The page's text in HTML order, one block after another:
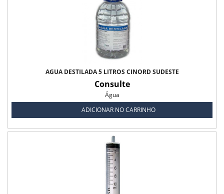
Fio Catgut Cromado
ÁGUA DESTILADA 5 LITROS CINORD SUDESTE
Consulte
Água
ADICIONAR NO CARRINHO